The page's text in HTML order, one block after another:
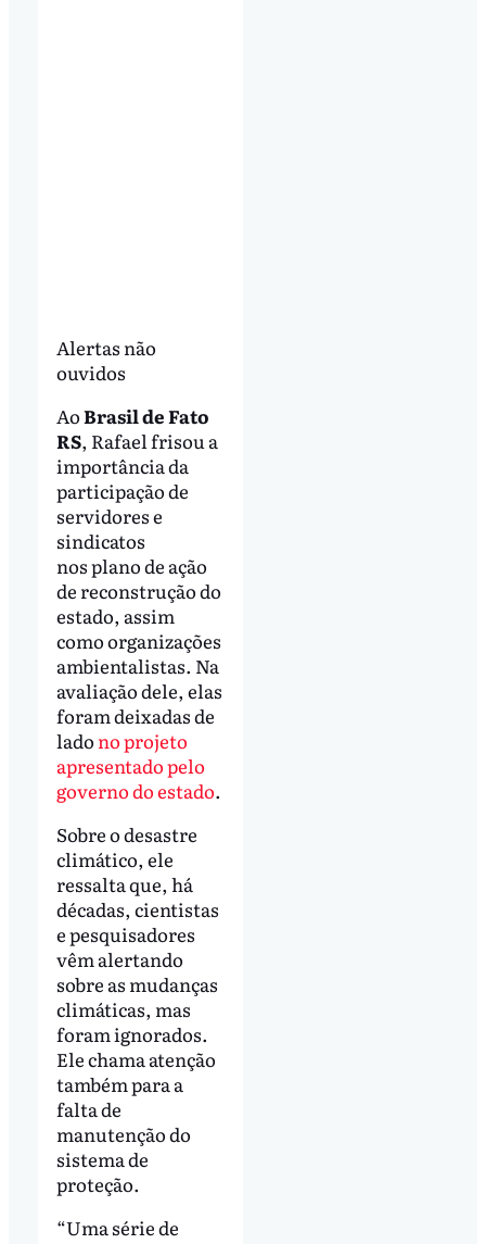
Alertas não
ouvidos
AoBrasil de Fato
RS, Rafael frisou a
importância da
participação de
servidores e
sindicatos
nos plano de ação
de reconstrução do
estado, assim
como organizações
ambientalistas. Na
avaliação dele, elas
foram deixadas de
lado no projeto
apresentado pelo
governo do estado.
Sobre o desastre
climático, ele
ressalta que, há
décadas, cientistas
e pesquisadores
vêm alertando
sobre as mudanças
climáticas, mas
foram ignorados.
Ele chama atenção
também para a
falta de
manutenção do
sistema de
proteção.
“Uma série de